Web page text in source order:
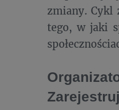
zmiany. Cykl
tego, w jaki